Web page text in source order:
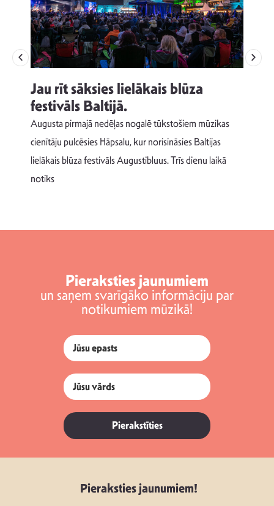
Jau rīt sāksies lielākais blūza
festivāls Baltijā.
Augusta pirmajā nedēļas nogalē tūkstošiem mūzikas
cienītāju pulcēsies Hāpsalu, kur norisināsies Baltijas
lielākais blūza festivāls Augustibluus. Trīs dienu laikā
notiks
Pieraksties jaunumiem
un saņem svarīgāko informāciju par
notikumiem mūzikā!
Pierakstīties
Pieraksties jaunumiem!